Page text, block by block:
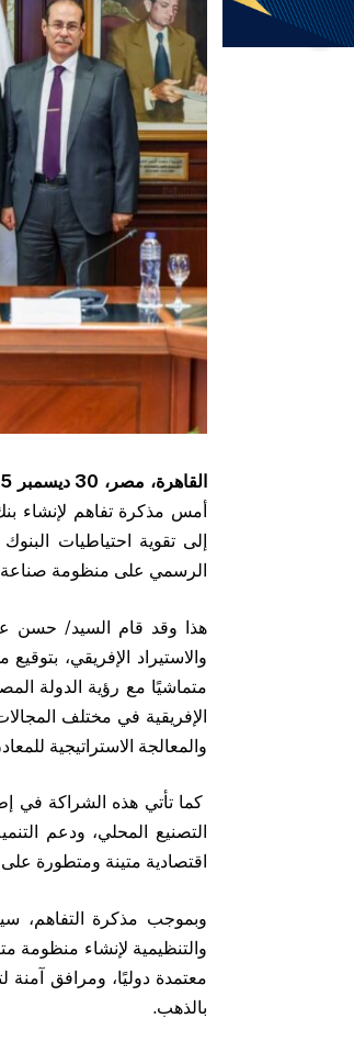
القاهرة، مصر، 30 ديسمبر 2025 –
أمس مذكرة تفاهم لإنشاء
إلى تقوية احتياطيات
الرسمي على منظومة صناعة
هذا وقد قام السيد/ حسن
والاستيراد الإفريقي،
متماشيًا مع رؤية الدولة
الإفريقية في مختلف
والمعالجة الاستراتيجية
كما تأتي هذه الشراكة في
التصنيع المحلي، ودعم
اقتصادية متينة ومتطورة
وبموجب مذكرة التفاهم،
والتنظيمية لإنشاء
معتمدة دوليًا، ومرافق
بالذهب.